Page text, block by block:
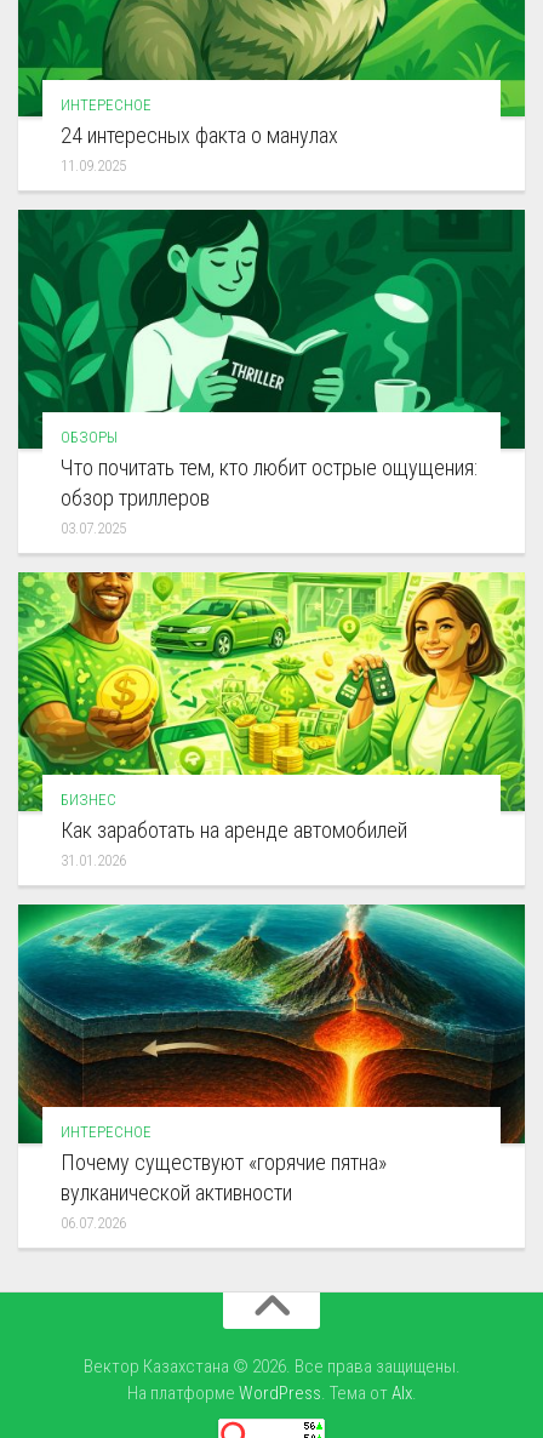
ИНТЕРЕСНОЕ
24 интересных факта о манулах
11.09.2025
ОБЗОРЫ
Что почитать тем, кто любит острые ощущения:
обзор триллеров
03.07.2025
БИЗНЕС
Как заработать на аренде автомобилей
31.01.2026
ИНТЕРЕСНОЕ
Почему существуют «горячие пятна»
вулканической активности
06.07.2026
Вектор Казахстана © 2026. Все права защищены.
На платформе WordPress. Тема отAlx.